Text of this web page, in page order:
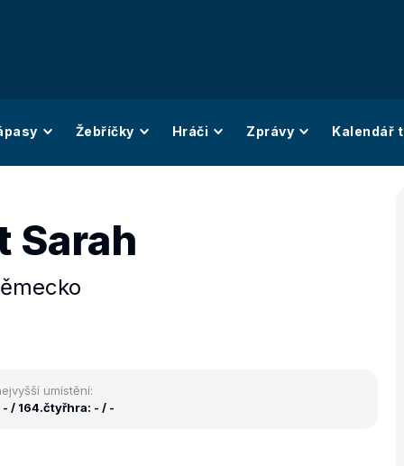
Žebříčky Hráči Zprávy Kalendář
Sarah
umístění:
/ 164.čtyřhra: - / -